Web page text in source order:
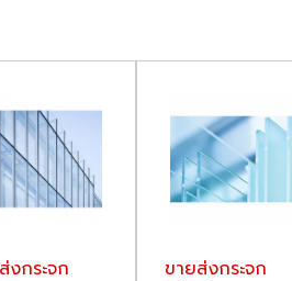
งกระจก
ขายส่งกระจก